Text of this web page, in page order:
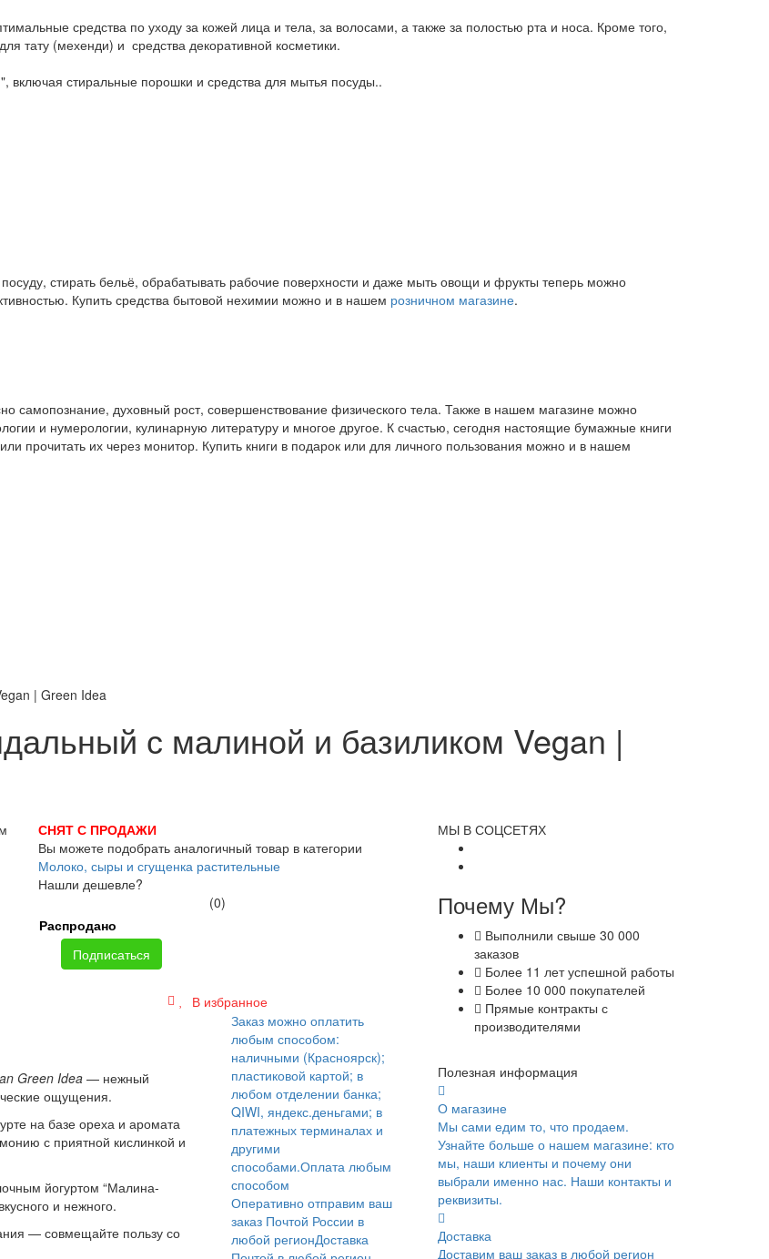
средства по уходу за кожей лица и тела, за волосами, а также за полостью рта и носа. Кроме того,
тату (мехенди) и средства декоративной косметики.
стиральные порошки и средства для мытья посуды..
стирать бельё, обрабатывать рабочие поверхности и даже мыть овощи и фрукты теперь можно
Купить средства бытовой нехимии можно и в нашем розничном магазине.
самопознание, духовный рост, совершенствование физического тела. Также в нашем магазине можно
и нумерологии, кулинарную литературу и многое другое. К счастью, сегодня настоящие бумажные книги
прочитать их через монитор. Купить книги в подарок или для личного пользования можно и в нашем
| Green Idea
с малиной и базиликом Vegan |
СНЯТ С ПРОДАЖИ
Вы можете подобрать аналогичный товар в категории
Молоко, сыры и сгущенка растительные
Нашли дешевле?
(0)
Распродано
Подписаться
В избранное
Green Idea — нежный
ощущения.
на базе ореха и аромата
с приятной кислинкой и
йогуртом “Малина-
и нежного.
— совмещайте пользу со
Заказ можно оплатить
любым способом:
наличными (Красноярск);
пластиковой картой; в
любом отделении банка;
QIWI, яндекс.деньгами; в
платежных терминалах и
другими
способами.Оплата любым
способом
Оперативно отправим ваш
заказ Почтой России в
любой регионДоставка
МЫ В СОЦСЕТЯХ
Почему Мы?
Выполнили свыше 30 000
заказов
Более 11 лет успешной работы
Более 10 000 покупателей
Прямые контракты с
производителями
Полезная информация
О магазине
Мы сами едим то, что продаем.
Узнайте больше о нашем магазине: кто
мы, наши клиенты и почему они
выбрали именно нас. Наши контакты и
реквизиты.
Доставка
Доставим ваш заказ в любой регион